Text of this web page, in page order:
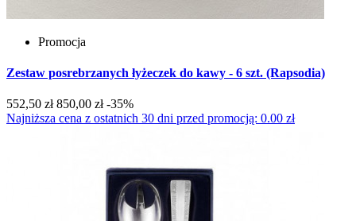
Promocja
Zestaw posrebrzanych łyżeczek do kawy - 6 szt. (Rapsodia)
552,50 zł 850,00 zł -35%
Najniższa cena z ostatnich 30 dni przed promocją: 0.00 zł